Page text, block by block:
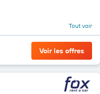
Tout voir
Voir les offres